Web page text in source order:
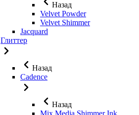
Назад
Velvet Powder
Velvet Shimmer
Jaсquard
Глиттер
Назад
Cadence
Назад